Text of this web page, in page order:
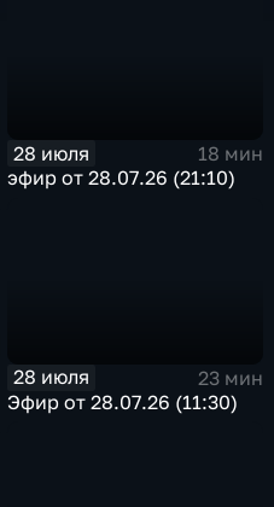
28 июля
18 мин
эфир от 28.07.26 (21:10)
28 июля
23 мин
Эфир от 28.07.26 (11:30)